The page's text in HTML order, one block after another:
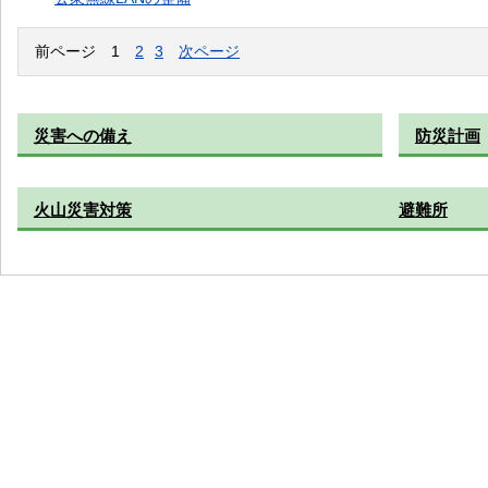
前ページ 1 2 3 次ページ
災害への備え 防災計画
火山災害対策 避難所